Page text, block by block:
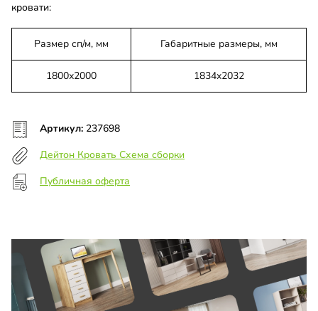
кровати:
Размер сп/м, мм Габаритные размеры, мм
1800х2000 1834х2032
Артикул: 237698
Дейтон Кровать Схема сборки
Публичная оферта